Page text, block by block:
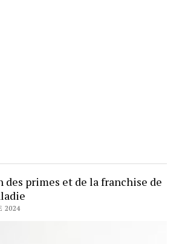
des primes et de la franchise de
2024